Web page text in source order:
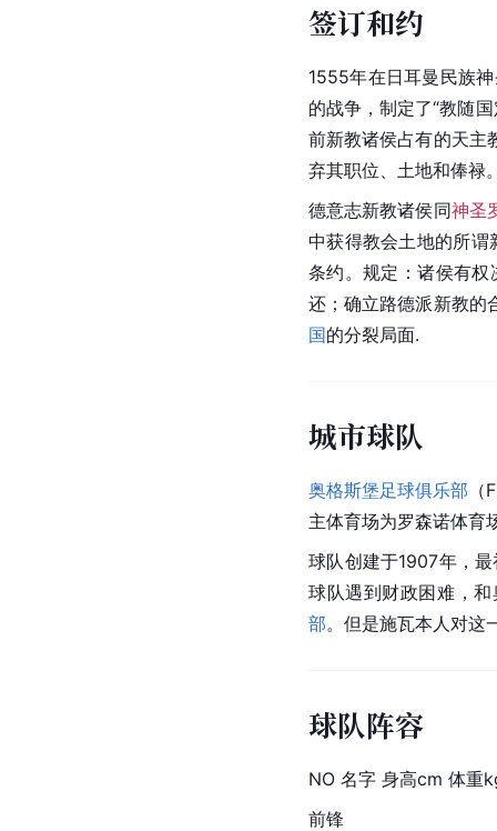
签订和约
1555年在日耳曼民族
的战争，制定了“教随
前新教诸侯占有的天主
弃其职位、土地和俸禄
德意志新教诸侯同神圣
中获得教会土地的所
条约。规定：诸侯有权
还；确立路德派新教的
国的分裂局面.
城市球队
奥格斯堡足球俱乐部
主体育场为罗森诺体育
球队创建于1907年，
球队遇到财政困难，
部。但是施瓦本人对这
球队阵容
NO 名字 身高cm 体重
前锋